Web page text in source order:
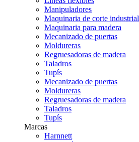
Manipuladores
Maquinaria de corte industrial
Maquinaria para madera
Mecanizado de puertas
Moldureras
Regruesadoras de madera
Taladros
Tupís
Mecanizado de puertas
Moldureras
Regruesadoras de madera
Taladros
Tupís
Marcas
Harnnett